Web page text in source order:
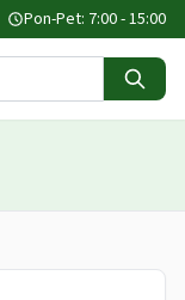
Pon-Pet: 7:00 - 15:00